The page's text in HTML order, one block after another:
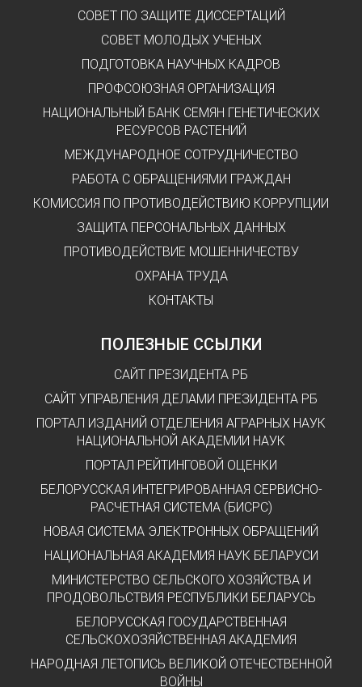
СОВЕТ ПО ЗАЩИТЕ ДИССЕРТАЦИЙ
СОВЕТ МОЛОДЫХ УЧЕНЫХ
ПОДГОТОВКА НАУЧНЫХ КАДРОВ
ПРОФСОЮЗНАЯ ОРГАНИЗАЦИЯ
НАЦИОНАЛЬНЫЙ БАНК СЕМЯН ГЕНЕТИЧЕСКИХ
РЕСУРСОВ РАСТЕНИЙ
МЕЖДУНАРОДНОЕ СОТРУДНИЧЕСТВО
РАБОТА С ОБРАЩЕНИЯМИ ГРАЖДАН
КОМИССИЯ ПО ПРОТИВОДЕЙСТВИЮ КОРРУПЦИИ
ЗАЩИТА ПЕРСОНАЛЬНЫХ ДАННЫХ
ПРОТИВОДЕЙСТВИЕ МОШЕННИЧЕСТВУ
ОХРАНА ТРУДА
КОНТАКТЫ
ПОЛЕЗНЫЕ ССЫЛКИ
САЙТ ПРЕЗИДЕНТА РБ
САЙТ УПРАВЛЕНИЯ ДЕЛАМИ ПРЕЗИДЕНТА РБ
ПОРТАЛ ИЗДАНИЙ ОТДЕЛЕНИЯ АГРАРНЫХ НАУК
НАЦИОНАЛЬНОЙ АКАДЕМИИ НАУК
ПОРТАЛ РЕЙТИНГОВОЙ ОЦЕНКИ
БЕЛОРУССКАЯ ИНТЕГРИРОВАННАЯ СЕРВИСНО-
РАСЧЕТНАЯ СИСТЕМА (БИСРС)
НОВАЯ СИСТЕМА ЭЛЕКТРОННЫХ ОБРАЩЕНИЙ
НАЦИОНАЛЬНАЯ АКАДЕМИЯ НАУК БЕЛАРУСИ
МИНИСТЕРСТВО СЕЛЬСКОГО ХОЗЯЙСТВА И
ПРОДОВОЛЬСТВИЯ РЕСПУБЛИКИ БЕЛАРУСЬ
БЕЛОРУССКАЯ ГОСУДАРСТВЕННАЯ
СЕЛЬСКОХОЗЯЙСТВЕННАЯ АКАДЕМИЯ
НАРОДНАЯ ЛЕТОПИСЬ ВЕЛИКОЙ ОТЕЧЕСТВЕННОЙ
ВОЙНЫ